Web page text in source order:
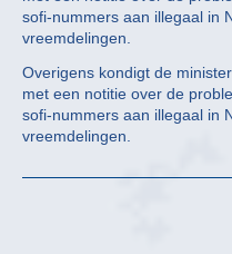
sofi-nummers aan illegaal in
vreemdelingen.
Overigens kondigt de
met een notitie over de
sofi-nummers aan illegaal in
vreemdelingen.